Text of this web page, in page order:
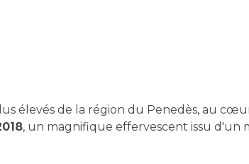
élevés de la région du Penedès, au
, un magnifique effervescent issu d'un